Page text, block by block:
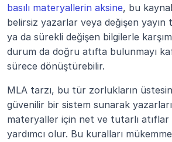
basılı materyallerin aksine, bu
belirsiz yazarlar veya değişen yayın
ya da sürekli değişen bilgilerle
durum da doğru atıfta bulunmayı
sürece dönüştürebilir.
MLA tarzı, bu tür zorlukların
güvenilir bir sistem sunarak
materyaller için net ve tutarlı atıflar
yardımcı olur. Bu kuralları